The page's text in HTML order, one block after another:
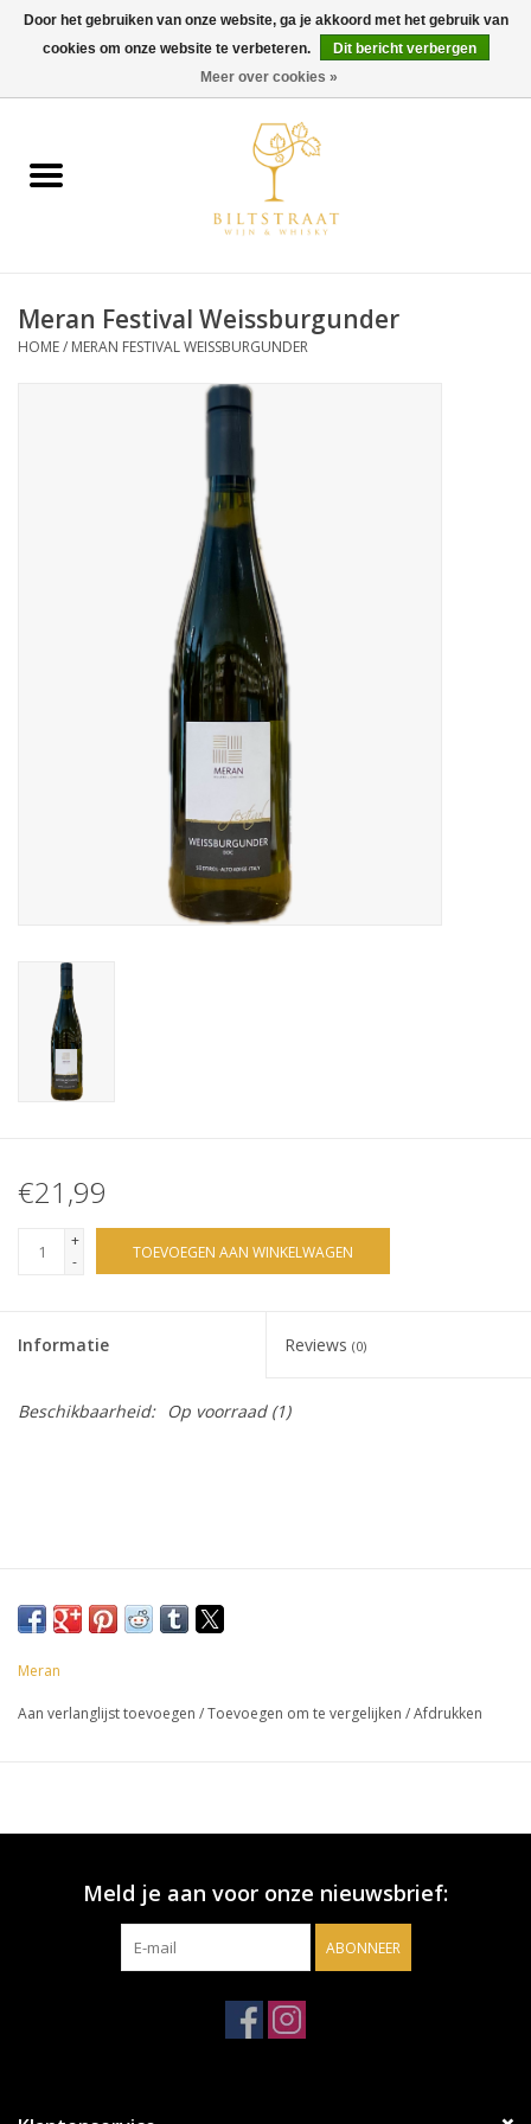
0 Artikelen - €0,00
Wijn
Gin & Tonic
Meran Festival Weissburgunder
HOME/ MERAN FESTIVAL WEISSBURGUNDER
€21,99
+
-
TOEVOEGEN AAN WINKELWAGEN
Informatie Reviews (0)
Beschikbaarheid: Op voorraad(1)
Meran
Aan verlanglijst toevoegen /Toevoegen om te vergelijken /Afdrukken
Meld je aan voor onze nieuwsbrief:
ABONNEER
Door het gebruiken van onze website, ga je akkoord met het gebruik van
cookies om onze website te verbeteren.
Dit bericht verbergen
Meer over cookies »